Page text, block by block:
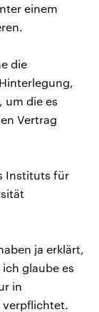
einem
die
um die es
Vertrag
Instituts für
ja erklärt,
glaube es
in
verpflichtet.